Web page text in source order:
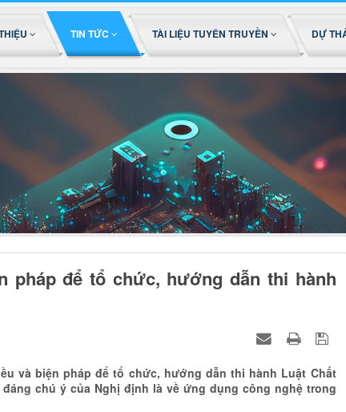
TIN TỨC TÀI LIỆU TUYÊN TRUYỀN DỰ
pháp để tổ chức, hướng dẫn thi hành
và biện pháp để tổ chức, hướng dẫn thi hành Luật Chất
chú ý của Nghị định là về ứng dụng công nghệ trong